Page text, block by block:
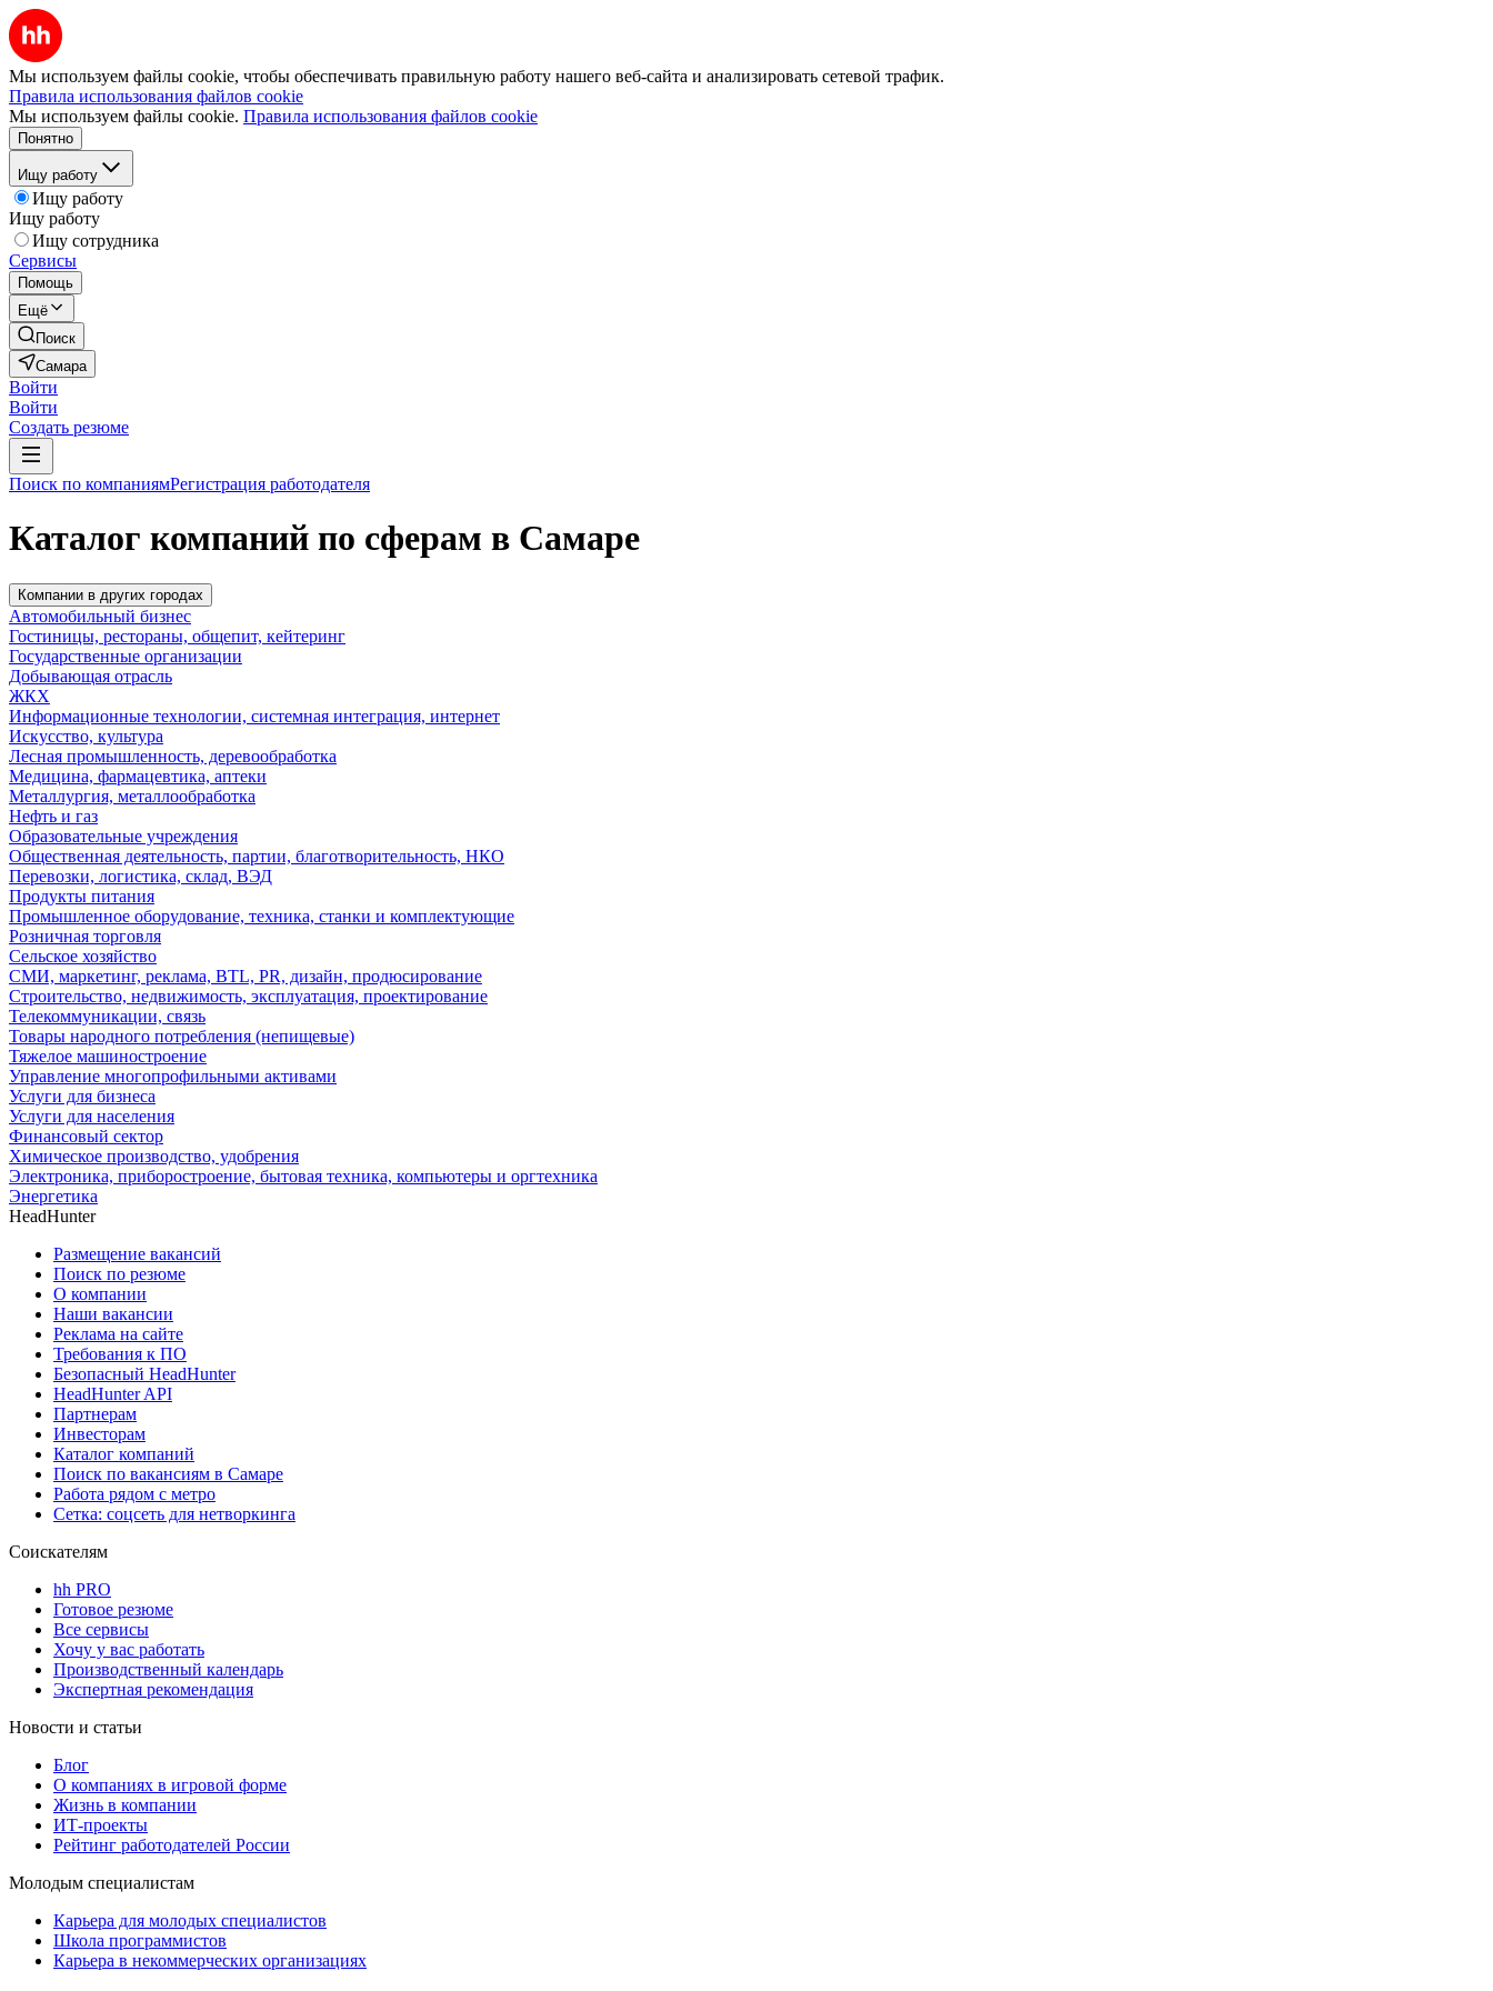
Мы используем файлы cookie, чтобы обеспечивать правильную работу нашего веб-сайта и анализировать сетевой трафик.
Правила использования файлов cookie
Мы используем файлы cookie. Правила использования файлов cookie
Понятно
Ищу работу
Ищу работу
Ищу работу
Ищу сотрудника
Сервисы
Помощь
Ещё
Поиск
Самара
Войти
Войти
Создать резюме
Поиск по компаниямРегистрация работодателя
Каталог компаний по сферам в Самаре
Компании в других городах
Автомобильный бизнес
Гостиницы, рестораны, общепит, кейтеринг
Государственные организации
Добывающая отрасль
ЖКХ
Информационные технологии, системная интеграция, интернет
Искусство, культура
Лесная промышленность, деревообработка
Медицина, фармацевтика, аптеки
Металлургия, металлообработка
Нефть и газ
Образовательные учреждения
Общественная деятельность, партии, благотворительность, НКО
Перевозки, логистика, склад, ВЭД
Продукты питания
Промышленное оборудование, техника, станки и комплектующие
Розничная торговля
Сельское хозяйство
СМИ, маркетинг, реклама, BTL, PR, дизайн, продюсирование
Строительство, недвижимость, эксплуатация, проектирование
Телекоммуникации, связь
Товары народного потребления (непищевые)
Тяжелое машиностроение
Управление многопрофильными активами
Услуги для бизнеса
Услуги для населения
Финансовый сектор
Химическое производство, удобрения
Электроника, приборостроение, бытовая техника, компьютеры и оргтехника
Энергетика
HeadHunter
Размещение вакансий
Поиск по резюме
О компании
Наши вакансии
Реклама на сайте
Требования к ПО
Безопасный HeadHunter
HeadHunter API
Партнерам
Инвесторам
Каталог компаний
Поиск по вакансиям в Самаре
Работа рядом с метро
Сетка: соцсеть для нетворкинга
Соискателям
hh PRO
Готовое резюме
Все сервисы
Хочу у вас работать
Производственный календарь
Экспертная рекомендация
Новости и статьи
Блог
О компаниях в игровой форме
Жизнь в компании
ИТ-проекты
Рейтинг работодателей России
Молодым специалистам
Карьера для молодых специалистов
Школа программистов
Карьера в некоммерческих организациях